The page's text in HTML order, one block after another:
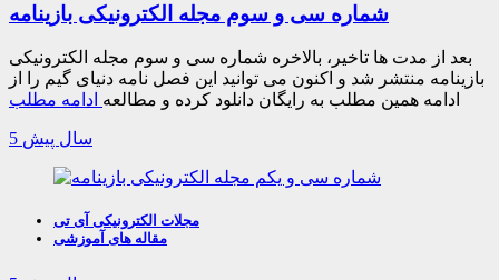
شماره سی و سوم مجله الکترونیکی بازینامه
بعد از مدت ها تاخیر، بالاخره شماره سی و سوم مجله الکترونیکی
بازینامه منتشر شد و اکنون می توانید این فصل نامه دنیای گیم را از
ادامه همین مطلب به رایگان دانلود کرده و مطالعه ادامه مطلب
5 سال پیش
مجلات الکترونیکی آی تی
مقاله های آموزشی